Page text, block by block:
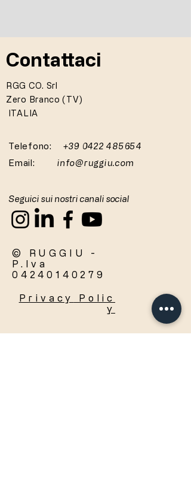
Contattaci
RGG CO. Srl
Zero Branco (TV)
ITALIA
Telefono:
+39 0422 485654
Email: info@ruggiu.com
Seguici sui nostri canali social
© RUGGIU -
P.Iva
04240140279
Privacy
Polic
y